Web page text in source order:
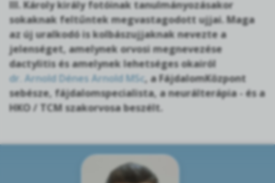
III. Károly király fotóinak tanulmányozásakor
sokaknak feltűntek megvastagodott ujjai. Maga
az új uralkodó is kolbászujjaknak nevezte a
jelenséget, amelynek orvosi megnevezése
dactylitis és amelynek lehetséges okairól
dr. Arnold Dénes Arnold MSc, a FájdalomKözpont
sebésze, fájdalomspecialista, a neurálterápia - és a
HKO / TCM szakorvosa beszélt.